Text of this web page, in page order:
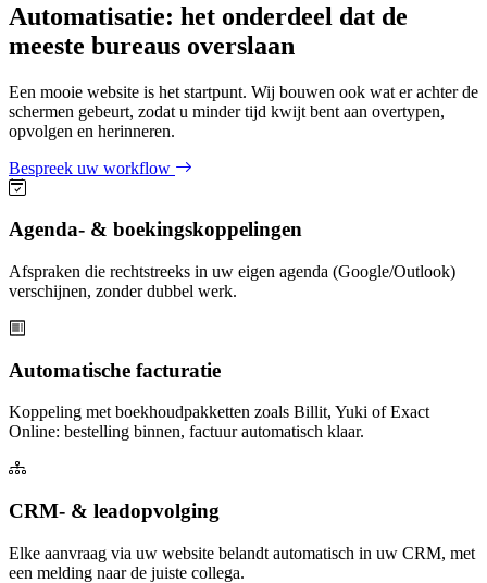
Automatisatie: het onderdeel dat de
meeste bureaus overslaan
Een mooie website is het startpunt. Wij bouwen ook wat er achter de
schermen gebeurt, zodat u minder tijd kwijt bent aan overtypen,
opvolgen en herinneren.
Bespreek uw workflow
Agenda- & boekingskoppelingen
Afspraken die rechtstreeks in uw eigen agenda (Google/Outlook)
verschijnen, zonder dubbel werk.
Automatische facturatie
Koppeling met boekhoudpakketten zoals Billit, Yuki of Exact
Online: bestelling binnen, factuur automatisch klaar.
CRM- & leadopvolging
Elke aanvraag via uw website belandt automatisch in uw CRM, met
een melding naar de juiste collega.